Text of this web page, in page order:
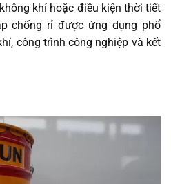
khí hoặc điều kiện thời tiết
chống rỉ được ứng dụng phổ
công trình công nghiệp và kết